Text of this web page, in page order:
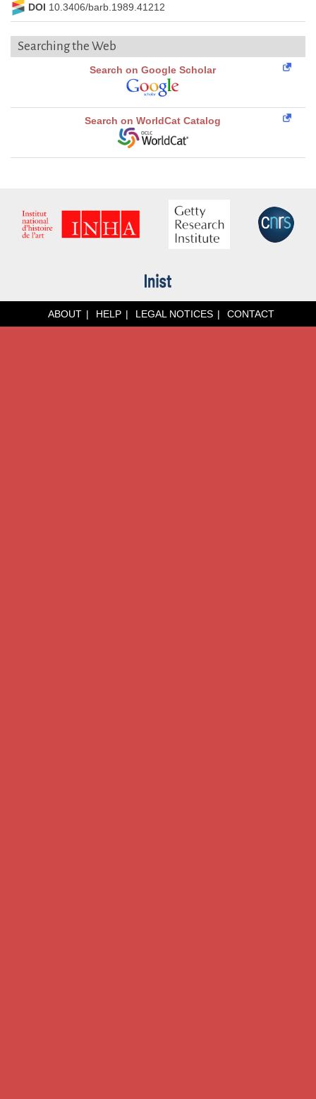
DOI 10.3406/barb.1989.41212
Searching the Web
Search on Google Scholar
Search on WorldCat Catalog
ABOUT HELP LEGAL NOTICES CONTACT